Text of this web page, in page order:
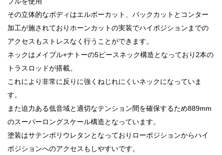
その立体的なボディはエルボーカット、バックカットとコンター
加工が施されておりホーンカットの実装でハイポジションまでの
アクセスもストレスなく行うことができます。
ネックはメイプル+ナトーの5ピースネック構造となっており2本の
トラスロッドが搭載。
これにより非常に反りに強くねじれにくいネックになっていま
す。
また迫力ある低音域と適切なテンション間を確保するため889mm
のスーパーロングスケール構造となっています。
塗装はサテンポリウレタンとなっておりローポジションからハイ
ポジションへのアクセスもしやすいです。